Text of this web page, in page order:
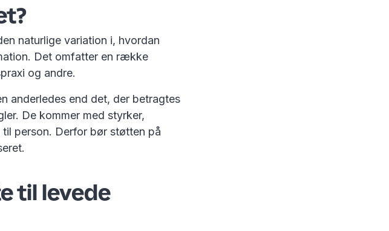
naturlige variation i, hvordan
Det omfatter en række
og andre.
anderledes end det, der betragtes
De kommer med styrker,
person. Derfor bør støtten på
til levede